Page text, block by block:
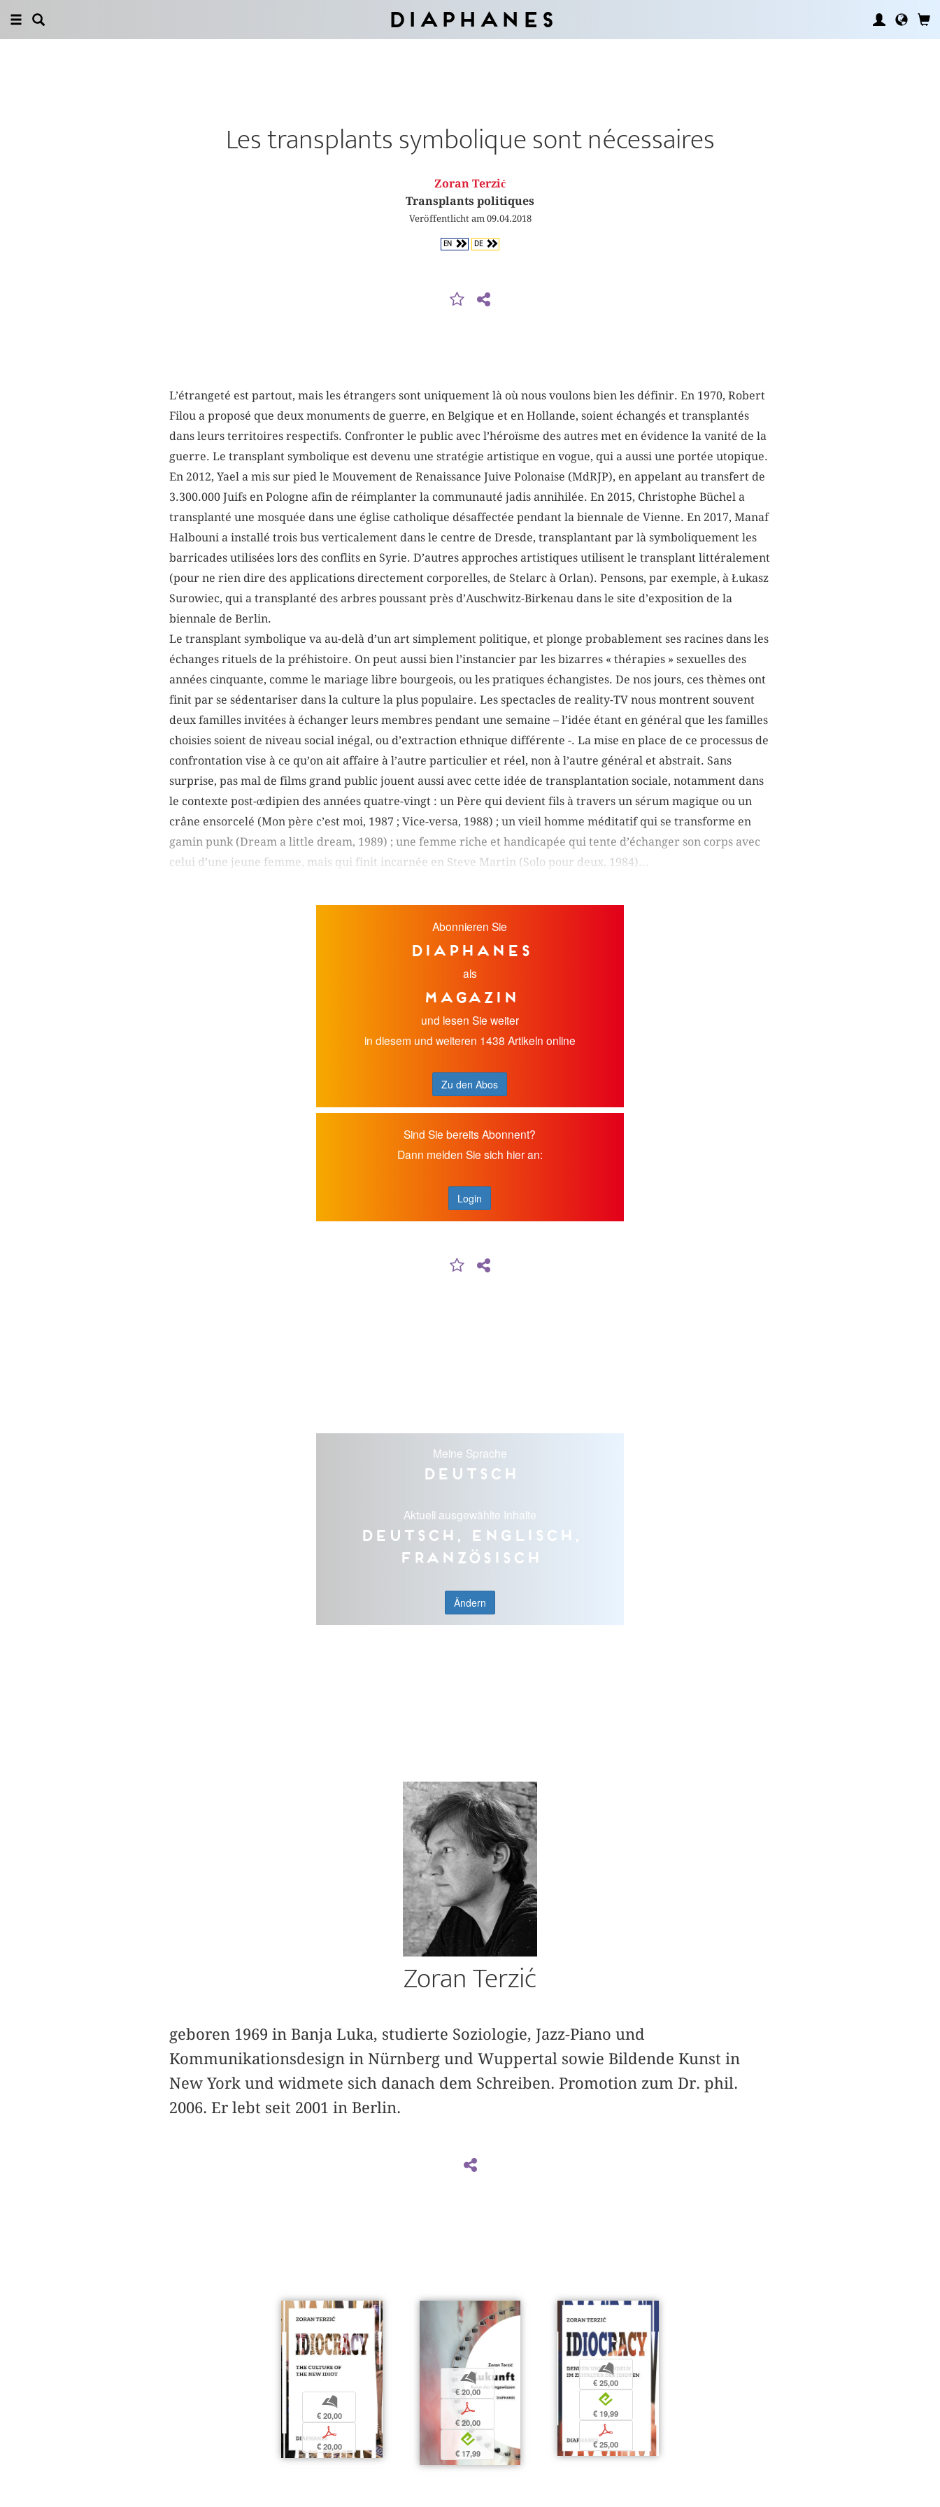
Diaphanes
Les transplants symbolique sont nécessaires
Zoran Terzić
Transplants politiques
Veröffentlicht am 09.04.2018
EN DE
L’étrangeté est partout, mais les étrangers sont uniquement là où nous voulons bien les définir. En 1970, Robert
Filou a proposé que deux monuments de guerre, en Belgique et en Hollande, soient échangés et transplantés
dans leurs territoires respectifs. Confronter le public avec l’héroïsme des autres met en évidence la vanité de la
guerre. Le transplant symbolique est devenu une stratégie artistique en vogue, qui a aussi une portée utopique.
En 2012, Yael a mis sur pied le Mouvement de Renaissance Juive Polonaise (MdRJP), en appelant au transfert de
3.300.000 Juifs en Pologne afin de réimplanter la communauté jadis annihilée. En 2015, Christophe Büchel a
transplanté une mosquée dans une église catholique désaffectée pendant la biennale de Vienne. En 2017, Manaf
Halbouni a installé trois bus verticalement dans le centre de Dresde, transplantant par là symboliquement les
barricades utilisées lors des conflits en Syrie. D’autres approches artistiques utilisent le transplant littéralement
(pour ne rien dire des applications directement corporelles, de Stelarc à Orlan). Pensons, par exemple, à Łukasz
Surowiec, qui a transplanté des arbres poussant près d’Auschwitz-Birkenau dans le site d’exposition de la
biennale de Berlin.
Le transplant symbolique va au-delà d’un art simplement politique, et plonge probablement ses racines dans les
échanges rituels de la préhistoire. On peut aussi bien l’instancier par les bizarres « thérapies » sexuelles des
années cinquante, comme le mariage libre bourgeois, ou les pratiques échangistes. De nos jours, ces thèmes ont
finit par se sédentariser dans la culture la plus populaire. Les spectacles de reality-TV nous montrent souvent
deux familles invitées à échanger leurs membres pendant une semaine – l’idée étant en général que les familles
choisies soient de niveau social inégal, ou d’extraction ethnique différente -. La mise en place de ce processus de
confrontation vise à ce qu’on ait affaire à l’autre particulier et réel, non à l’autre général et abstrait. Sans
surprise, pas mal de films grand public jouent aussi avec cette idée de transplantation sociale, notamment dans
le contexte post-œdipien des années quatre-vingt : un Père qui devient fils à travers un sérum magique ou un
crâne ensorcelé (Mon père c’est moi, 1987 ; Vice-versa, 1988) ; un vieil homme méditatif qui se transforme en
gamin punk (Dream a little dream, 1989) ; une femme riche et handicapée qui tente d’échanger son corps avec
celui d’une jeune femme, mais qui finit incarnée en Steve Martin (Solo pour deux, 1984)...
Abonnieren Sie
diaphanes
als
Magazin
und lesen Sie weiter
in diesem und weiteren 1438 Artikeln online
Zu den Abos
Sind Sie bereits Abonnent?
Dann melden Sie sich hier an:
Login
Meine Sprache
Deutsch
Aktuell ausgewählte Inhalte
Deutsch, Englisch,
Französisch
Ändern
Zoran Terzić
geboren 1969 in Banja Luka, studierte Soziologie, Jazz-Piano und
Kommunikationsdesign in Nürnberg und Wuppertal sowie Bildende Kunst in
New York und widmete sich danach dem Schreiben. Promotion zum Dr. phil.
2006. Er lebt seit 2001 in Berlin.
b
€ 20,00
p
€ 20,00
b
€ 20,00
p
€ 20,00
e
€ 17,99
b
€ 25,00
e
€ 19,99
p
€ 25,00